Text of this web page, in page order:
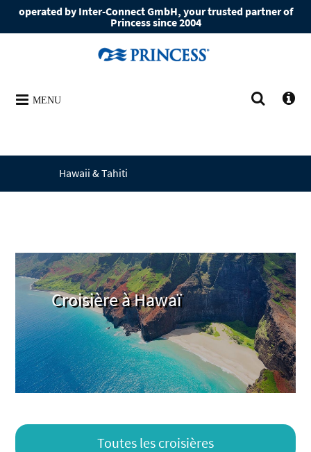
operated by Inter-Connect GmbH, your trusted partner of
Princess since 2004
MENU
Hawaii & Tahiti
Croisière à Hawaï
Toutes les croisières